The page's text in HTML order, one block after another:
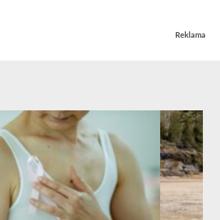
Reklama